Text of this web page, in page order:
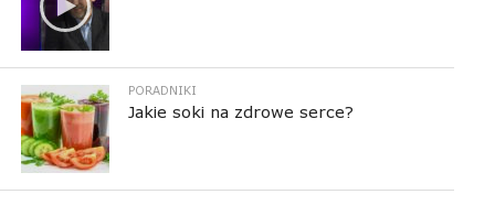
PORADNIKI
Jakie soki na zdrowe serce?